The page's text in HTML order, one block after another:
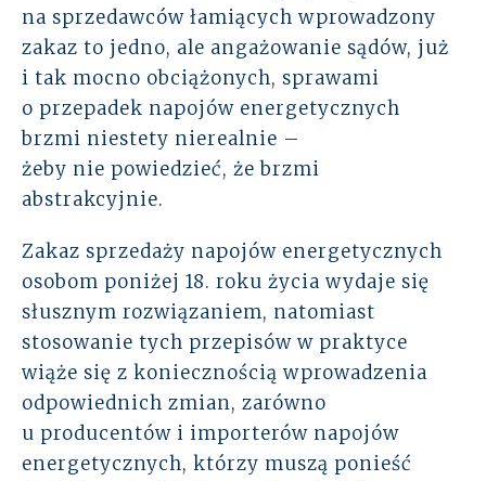
na sprzedawców łamiących wprowadzony
zakaz to jedno, ale angażowanie sądów, już
i tak mocno obciążonych, sprawami
o przepadek napojów energetycznych
brzmi niestety nierealnie –
żeby nie powiedzieć, że brzmi
abstrakcyjnie.
Zakaz sprzedaży napojów energetycznych
osobom poniżej 18. roku życia wydaje się
słusznym rozwiązaniem, natomiast
stosowanie tych przepisów w praktyce
wiąże się z koniecznością wprowadzenia
odpowiednich zmian, zarówno
u producentów i importerów napojów
energetycznych, którzy muszą ponieść